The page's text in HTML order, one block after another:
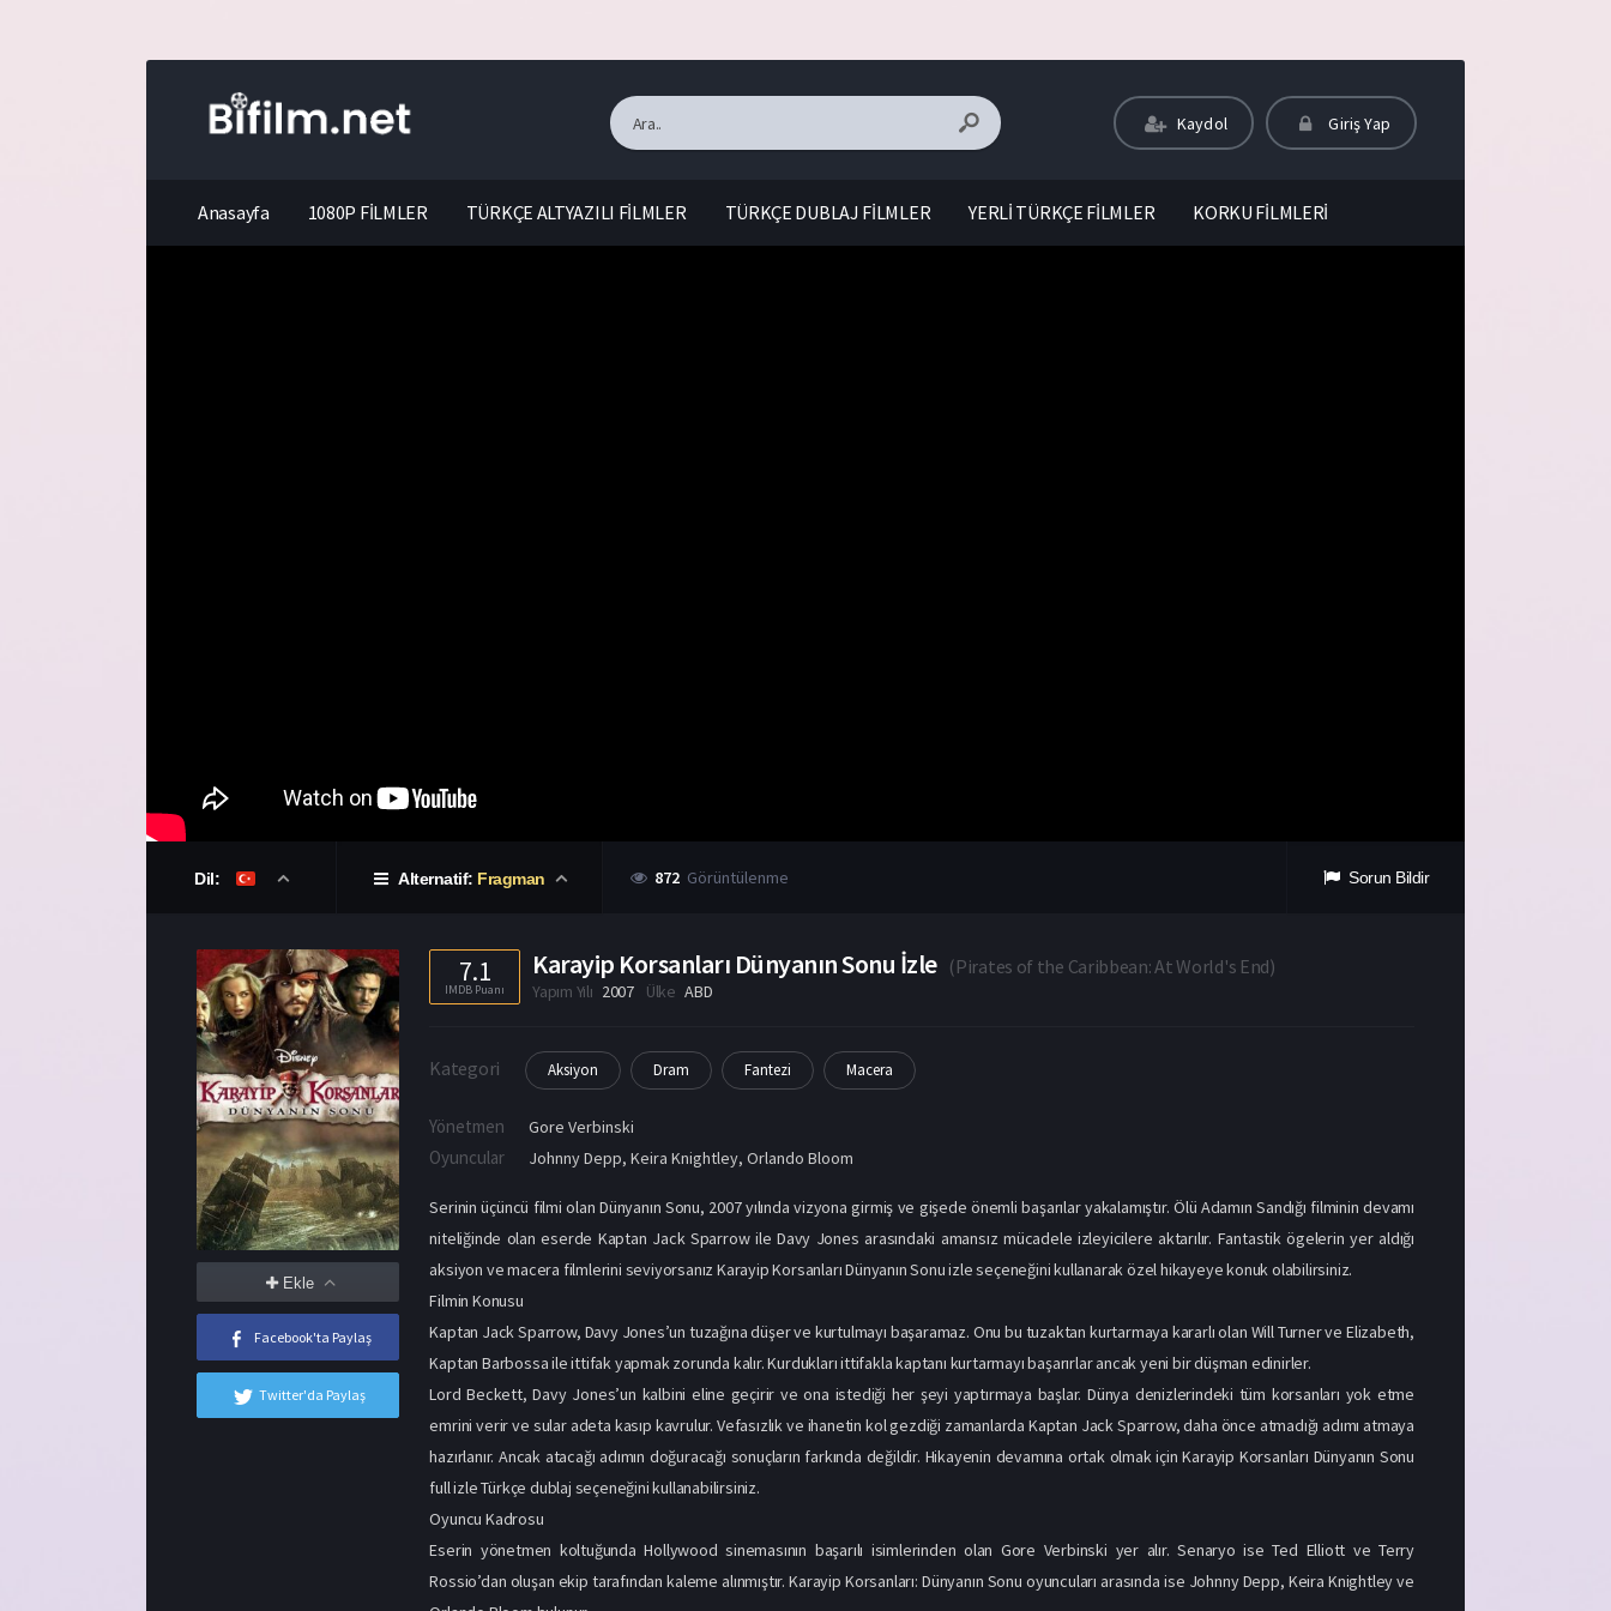
Kaydol Giriş Yap
Anasayfa 1080P FİLMLER TÜRKÇE ALTYAZILI FİLMLER TÜRKÇE DUBLAJ FİLMLER YERLİ TÜRKÇE FİLMLER KORKU FİLMLERİ
Dil: Alternatif: Fragman 872 Görüntülenme Sorun Bildir
Ekle
Facebook'ta Paylaş
Twitter'da Paylaş
7.1
IMDB Puanı
Karayip Korsanları Dünyanın Sonu İzle​ (Pirates of the Caribbean: At World's End)
Yapım Yılı 2007 Ülke ABD
Kategori Aksiyon Dram Fantezi Macera
Yönetmen Gore Verbinski
Oyuncular Johnny Depp,Keira Knightley,Orlando Bloom
Serinin üçüncü filmi olan Dünyanın Sonu, 2007 yılında vizyona girmiş ve gişede önemli başarılar yakalamıştır. Ölü Adamın Sandığı filminin devamı
niteliğinde olan eserde Kaptan Jack Sparrow ile Davy Jones arasındaki amansız mücadele izleyicilere aktarılır. Fantastik ögelerin yer aldığı
aksiyon ve macera filmlerini seviyorsanız Karayip Korsanları Dünyanın Sonu izle seçeneğini kullanarak özel hikayeye konuk olabilirsiniz.
Filmin Konusu
Kaptan Jack Sparrow, Davy Jones’un tuzağına düşer ve kurtulmayı başaramaz. Onu bu tuzaktan kurtarmaya kararlı olan Will Turner ve Elizabeth,
Kaptan Barbossa ile ittifak yapmak zorunda kalır. Kurdukları ittifakla kaptanı kurtarmayı başarırlar ancak yeni bir düşman edinirler.
Lord Beckett, Davy Jones’un kalbini eline geçirir ve ona istediği her şeyi yaptırmaya başlar. Dünya denizlerindeki tüm korsanları yok etme
emrini verir ve sular adeta kasıp kavrulur. Vefasızlık ve ihanetin kol gezdiği zamanlarda Kaptan Jack Sparrow, daha önce atmadığı adımı atmaya
hazırlanır. Ancak atacağı adımın doğuracağı sonuçların farkında değildir. Hikayenin devamına ortak olmak için Karayip Korsanları Dünyanın Sonu
full izle Türkçe dublaj seçeneğini kullanabilirsiniz.
Oyuncu Kadrosu
Eserin yönetmen koltuğunda Hollywood sinemasının başarılı isimlerinden olan Gore Verbinski yer alır. Senaryo ise Ted Elliott ve Terry
Rossio’dan oluşan ekip tarafından kaleme alınmıştır. Karayip Korsanları: Dünyanın Sonu oyuncuları​ arasında ise Johnny Depp, Keira Knightley ve